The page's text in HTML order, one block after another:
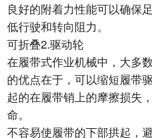
良好的附着力性能可以确保
低行驶和转向阻力。
可折叠2.驱动轮
在履带式作业机械中，大多
的优点在于，可以缩短履带
起的在履带销上的摩擦损失
命。
不容易使履带的下部拱起，